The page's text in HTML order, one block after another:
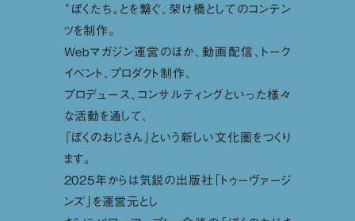
〝ぼくたち〟とを繋ぐ、架け橋としてのコンテン
ツを制作。
Webマガジン運営のほか、動画配信、トーク
イベント、プロダクト制作、
プロデュース、コンサルティングといった様々
な活動を通して、
『ぼくのおじさん』という新しい文化圏をつくり
ます。
2025年からは気鋭の出版社「トゥーヴァージ
ンズ」を運営元とし